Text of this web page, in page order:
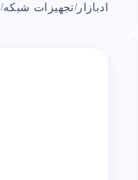
ادبازار /تجهیزات شبکه/